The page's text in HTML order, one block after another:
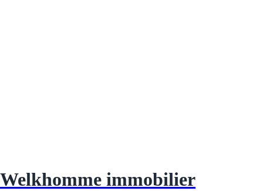
Welkhomme immobilier